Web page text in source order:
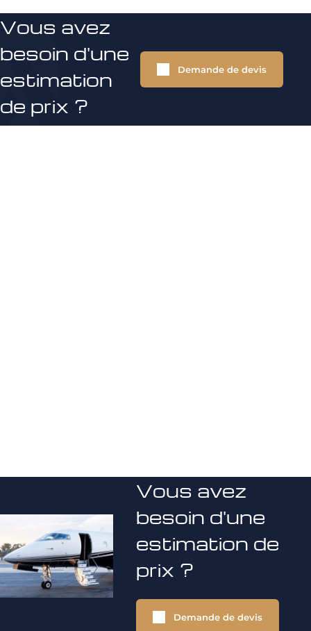
Vous avez
besoin d'une
estimation
de prix ?
Demande de devis
Vous avez
besoin d'une
estimation de
prix ?
Demande de devis